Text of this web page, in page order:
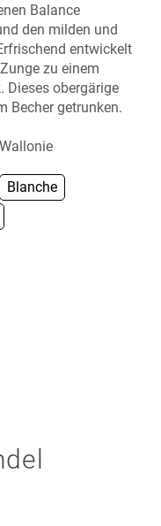
Balance
den milden und
entwickelt
zu einem
Dieses obergärige
Becher getrunken.
Blanche